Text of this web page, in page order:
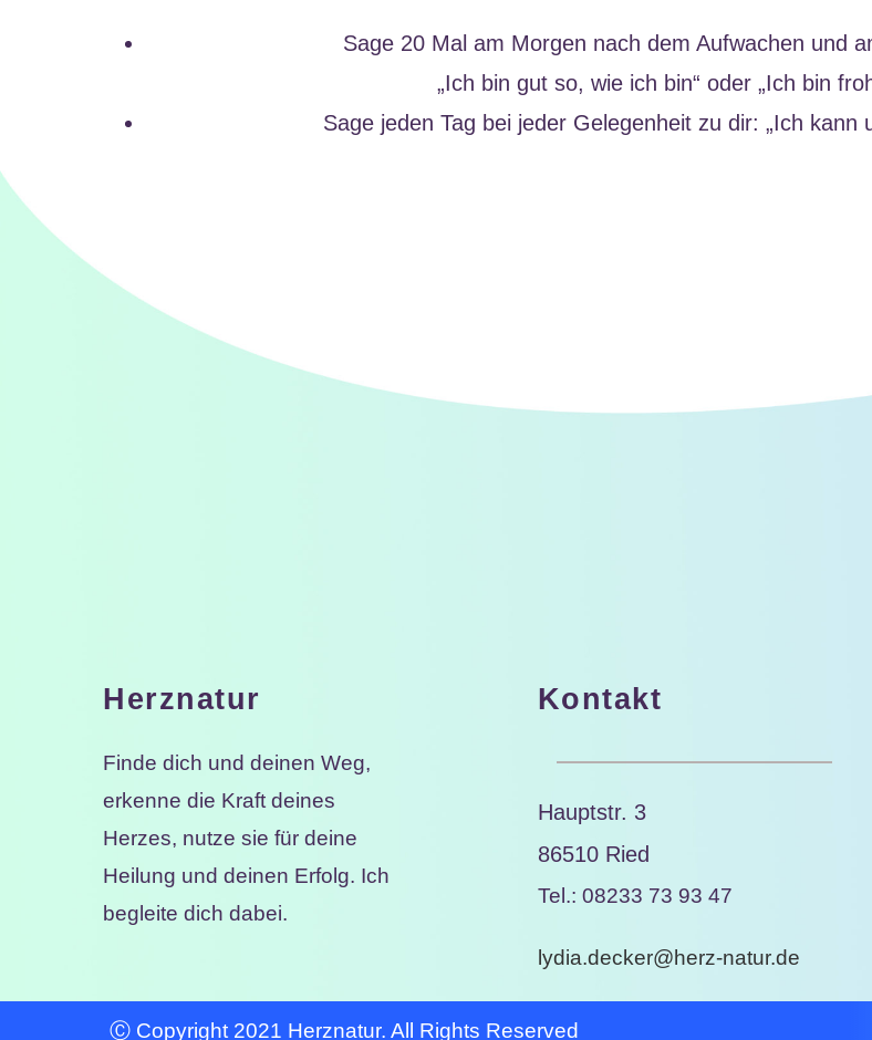
Sage 20 Mal am Morgen nach dem Aufwachen und
„Ich bin gut so, wie ich bin“ oder „Ich bin
Sage jeden Tag bei jeder Gelegenheit zu dir: „Ich kann
Herznatur
Finde dich und deinen Weg,
erkenne die Kraft deines
Herzes, nutze sie für deine
Heilung und deinen Erfolg. Ich
begleite dich dabei.
Kontakt
Hauptstr. 3
86510 Ried
Tel.: 08233 73 93 47
lydia.decker@herz-natur.de
Ⓒ Copyright 2021 Herznatur. All Rights Reserved